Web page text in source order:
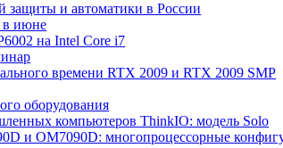
защиты и автоматики в России
в июне
на Intel Core i7
времени RTX 2009 и RTX 2009 SMP
оборудования
компьютеров ThinkIO: модель Solo
и OM7090D: многопроцессорные